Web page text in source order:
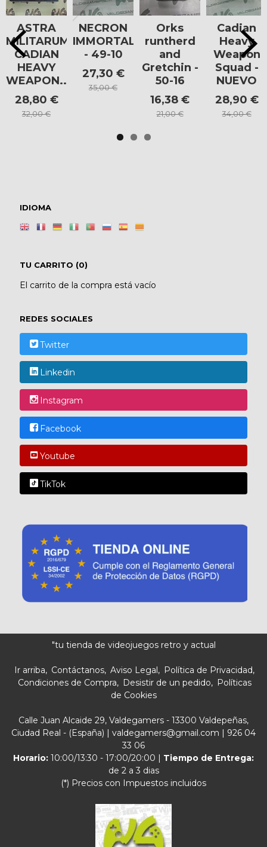
IDIOMA
TU CARRITO (0)
El carrito de la compra está vacío
REDES SOCIALES
Twitter
Linkedin
Instagram
Facebook
Youtube
TikTok
ASTRA
MILITARUM
CADIAN
HEAVY
WEAPON...
28,80 €
32,00 €
NECRON
IMMORTALS
- 49-10
27,30 €
35,00 €
Orks
runtherd
and
Gretchin -
50-16
16,38 €
21,00 €
Cadian
Heavy
Weapon
Squad -
NUEVO
28,90 €
34,00 €
"tu tienda de videojuegos retro y actual
Ir arriba Contáctanos Aviso Legal
Política de Privacidad
Condiciones de Compra
Desistir de un pedido
Políticas
de Cookies
Calle Juan Alcaide 29, Valdegamers - 13300 Valdepeñas,
Ciudad Real - (España) | valdegamers@gmail.com | 926 04
33 06
Horario: 10:00/13:30 - 17:00/20:00 | Tiempo de Entrega:
de 2 a 3 dias
(*) Precios con Impuestos incluidos